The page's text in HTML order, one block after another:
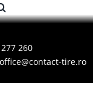
260
office@contact-tire.ro